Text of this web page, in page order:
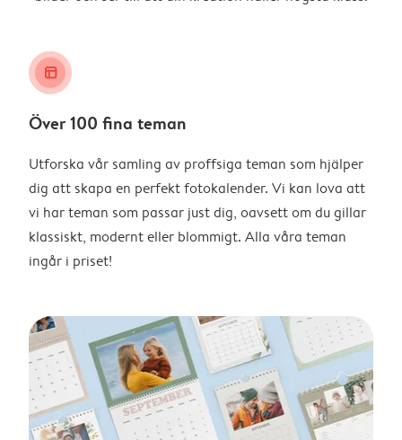
layout_alt
Över 100 fina teman
Utforska vår samling av proffsiga teman som hjälper
dig att skapa en perfekt fotokalender. Vi kan lova att
vi har teman som passar just dig, oavsett om du gillar
klassiskt, modernt eller blommigt. Alla våra teman
ingår i priset!